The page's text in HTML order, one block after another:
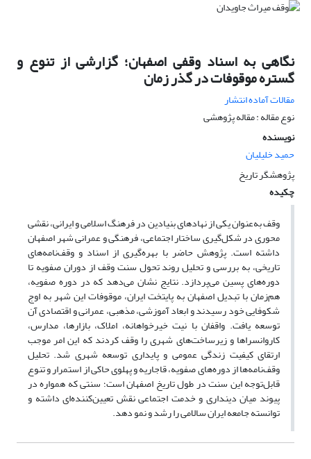
نگاهی به اسناد وقفی اصفهان؛ گزارشی از تنوع و
گستره موقوفات در گذر زمان
مقالات آماده انتشار
نوع مقاله : مقاله پژوهشی
نویسنده
حمید خلیلیان
پژوهشگر تاریخ
چکیده
وقف به‌عنوان یکی از نهادهای بنیادین در فرهنگ اسلامی و ایرانی، نقشی
محوری در شکل‌گیری ساختار اجتماعی، فرهنگی و عمرانی شهر اصفهان
داشته است. پژوهش حاضر با بهره‌گیری از اسناد و وقف‌نامه‌های
تاریخی، به بررسی و تحلیل روند تحول سنت وقف از دوران صفویه تا
دوره‌های پسین می‌پردازد. نتایج نشان می‌دهد که در دوره صفویه،
هم‌زمان با تبدیل اصفهان به پایتخت ایران، موقوفات این شهر به اوج
شکوفایی خود رسیدند و ابعاد آموزشی، مذهبی، عمرانی و اقتصادی آن
توسعه یافت. واقفان با نیت خیرخواهانه، املاک، بازارها، مدارس،
کاروانسراها و زیرساخت‌های شهری را وقف کردند که این امر موجب
ارتقای کیفیت زندگی عمومی و پایداری توسعه شهری شد. تحلیل
وقف‌نامه‌ها از دوره‌های صفویه، قاجاریه و پهلوی حاکی از استمرار و تنوع
قابل‌توجه این سنت در طول تاریخ اصفهان است؛ سنتی که همواره در
پیوند میان دینداری و خدمت اجتماعی نقش تعیین‌کننده‌ای داشته و
توانسته جامعه ایران سالامی را رشد و نمو دهد.